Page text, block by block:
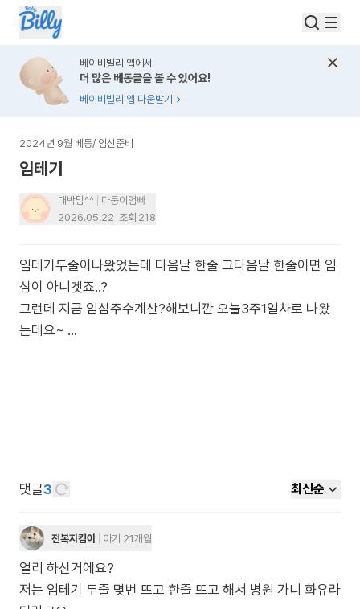
베이비빌리 앱에서
더 많은 베동글을 볼 수 있어요!
베이비빌리 앱 다운받기
2024년 9월 베동/ 임신준비
임테기
대박맘^^
다둥이엄빠
2026.05.22 조회 218
임테기두줄이나왔었는데 다음날 한줄 그다음날 한줄이면 임
심이 아니겟죠..?
그런데 지금 임심주수계산?해보니깐 오늘3주1일차로 나왔
는데요~ ...
댓글3 최신순
전복지킴이 아기 21개월
얼리 하신거에요?
저는 임테기 두줄 몇번 뜨고 한줄 뜨고 해서 병원 가니 화유라